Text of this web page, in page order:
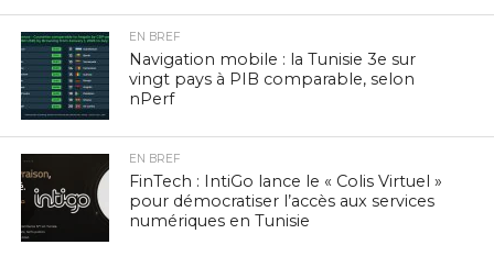
EN BREF
Navigation mobile : la Tunisie 3e sur
vingt pays à PIB comparable, selon
nPerf
EN BREF
FinTech : IntiGo lance le « Colis Virtuel »
pour démocratiser l’accès aux services
numériques en Tunisie